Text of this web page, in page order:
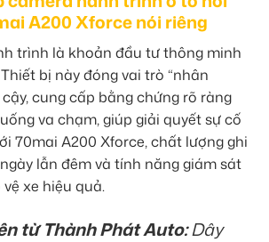
A200 Xforce nói riêng
trình là khoản đầu tư thông minh
bị này đóng vai trò “nhân
cung cấp bằng chứng rõ ràng
va chạm, giúp giải quyết sự cố
70mai A200 Xforce, chất lượng ghi
lẫn đêm và tính năng giám sát
xe hiệu quả.
từ Thành Phát Auto:Dây